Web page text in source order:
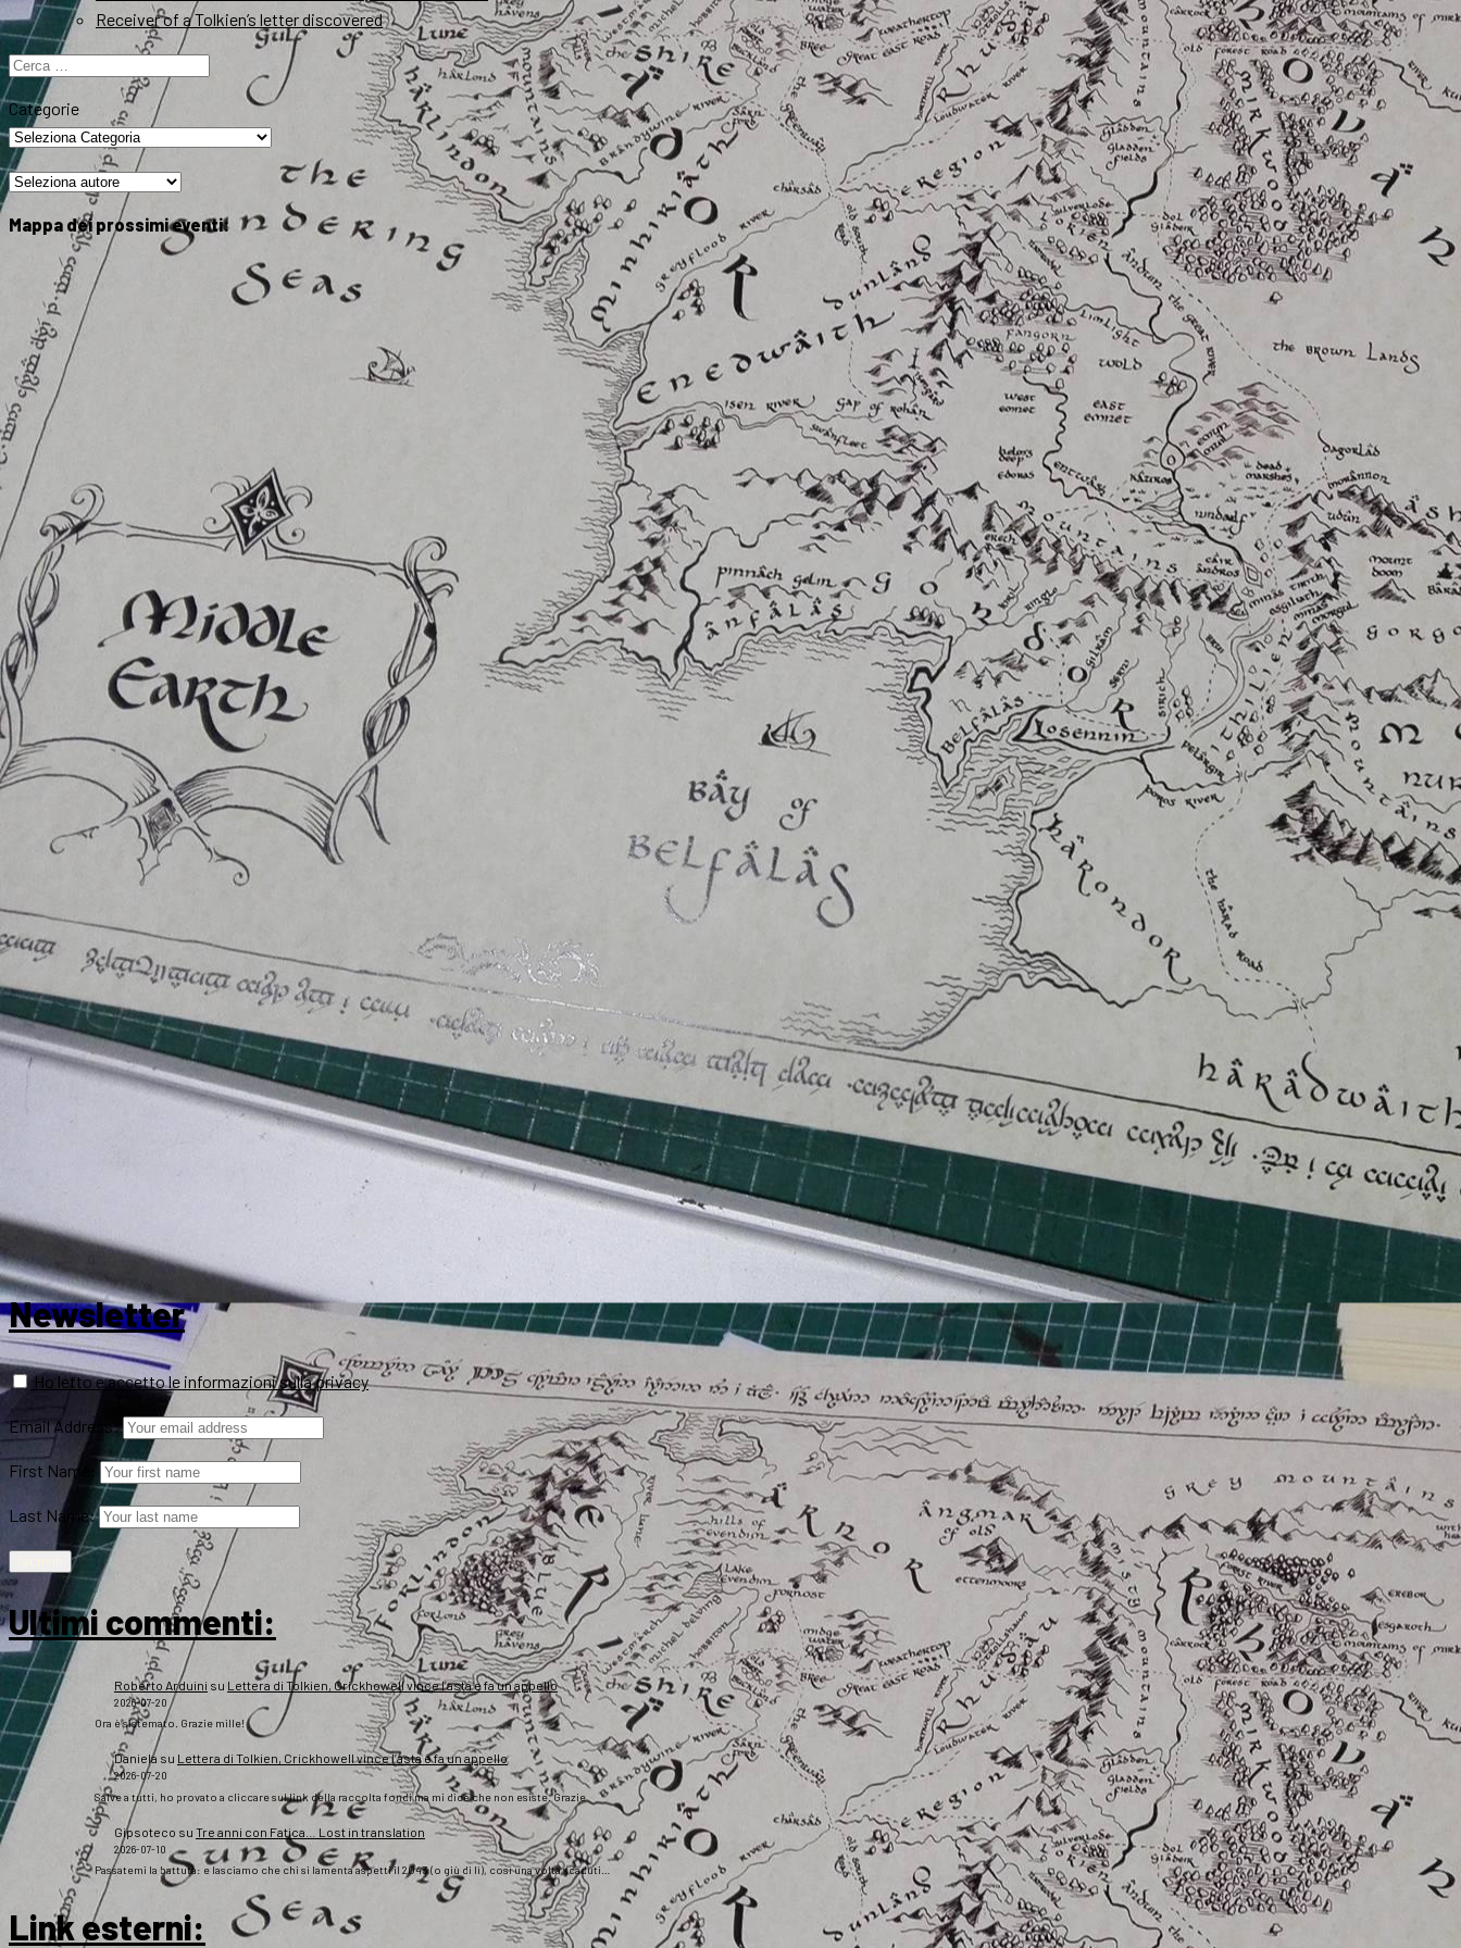
Receiver of a Tolkien’s letter discovered
Ricerca
per:
Categorie
Mappa dei prossimi eventi:
Newsletter
Ho letto e accetto le informazioni sulla privacy
Email Address:
First Name:
Last Name:
Ultimi commenti:
Roberto Arduini su Lettera di Tolkien, Crickhowell vince l’asta e fa un appello
2026-07-20
Ora è sistemato. Grazie mille!
Daniela su Lettera di Tolkien, Crickhowell vince l’asta e fa un appello
2026-07-20
Salve a tutti, ho provato a cliccare sul link della raccolta fondi ma mi dice che non esiste. Grazie
Gipsoteco su Tre anni con Fatica… Lost in translation
2026-07-10
Passatemi la battuta: e lasciamo che chi si lamenta aspetti il 2043 (o giù di lì), così una volta scaduti…
Link esterni: